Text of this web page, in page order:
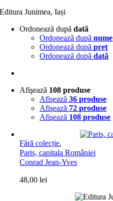
Editura Junimea, Iași
Ordonează dupădată
Ordonează dupănume
Ordonează dupăpreţ
Ordonează dupădată
Afişează 108 produse
Afişează36 produse
Afişează 72 produse
Afişează 108 produse
Fără colecție,
Paris, capitala României
Conrad Jean-Yves
48,00lei